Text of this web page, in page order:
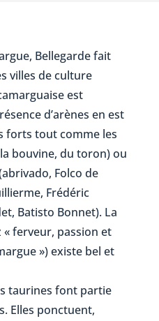
Bellegarde fait
villes de culture
est
d’arènes en est
forts tout comme les
bouvine, du toron) ou
Folco de
Frédéric
Batisto Bonnet). La
« ferveur, passion et
») existe bel et
taurines font partie
Elles ponctuent,